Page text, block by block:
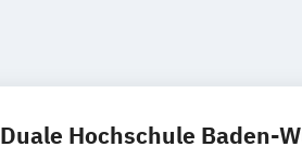
Duale Hochschule Baden-